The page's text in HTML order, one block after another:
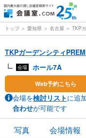
トップ 愛知県 名古屋 TKP
TKPガーデンシティ
会場 ホール7A
Web予約こちら
会場を検討リストに追
合わせが可能です
写真 会場情報